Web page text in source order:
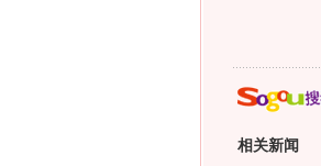
相关新闻